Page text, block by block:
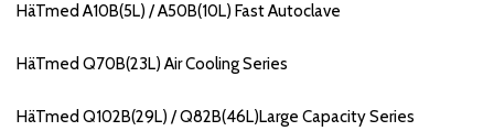
HäTmed A10B(5L) / A50B(10L) Fast Autoclave
HäTmed Q70B(23L) Air Cooling Series
HäTmed Q102B(29L) / Q82B(46L)Large Capacity Series